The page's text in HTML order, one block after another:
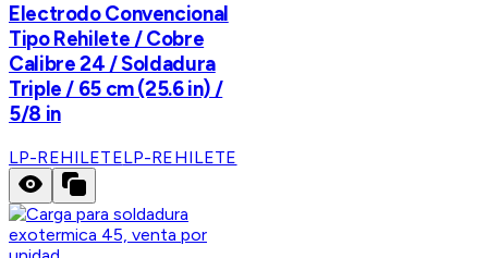
Electrodo Convencional
Tipo Rehilete / Cobre
Calibre 24 / Soldadura
Triple / 65 cm (25.6 in) /
5/8 in
LP-REHILETELP-REHILETE